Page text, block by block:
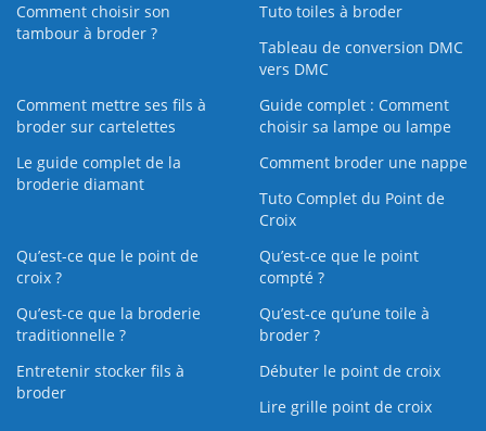
Comment choisir son
tambour à broder ?
Tuto toiles à broder
Tableau de conversion DMC
vers DMC
Comment mettre ses fils à
broder sur cartelettes
Guide complet : Comment
choisir sa lampe ou lampe
Le guide complet de la
broderie diamant
Comment broder une nappe
Tuto Complet du Point de
Croix
Qu’est-ce que le point de
croix ?
Qu’est-ce que le point
compté ?
Qu’est-ce que la broderie
traditionnelle ?
Qu’est‑ce qu’une toile à
broder ?
Entretenir stocker fils à
broder
Débuter le point de croix
Lire grille point de croix